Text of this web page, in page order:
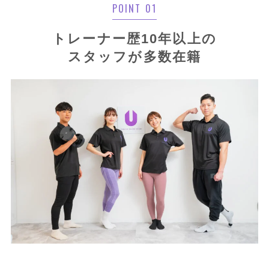
POINT 01
トレーナー歴10年以上の
スタッフが多数在籍